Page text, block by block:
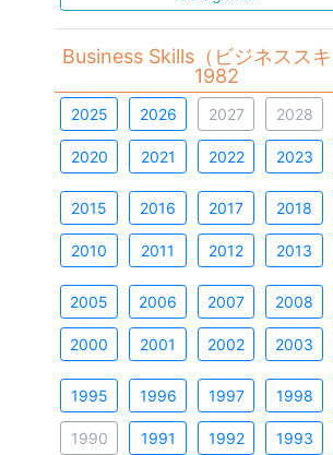
Business Skills（ビジネススキ
1982
2025 2026 2027 2028
2020 2021 2022 2023
2015 2016 2017 2018
2010 2011 2012 2013
2005 2006 2007 2008
2000 2001 2002 2003
1995 1996 1997 1998
1990 1991 1992 1993